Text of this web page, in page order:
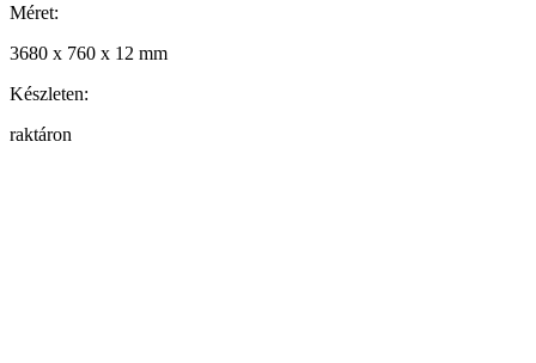
Méret:
3680 x 760 x 12 mm
Készleten:
raktáron